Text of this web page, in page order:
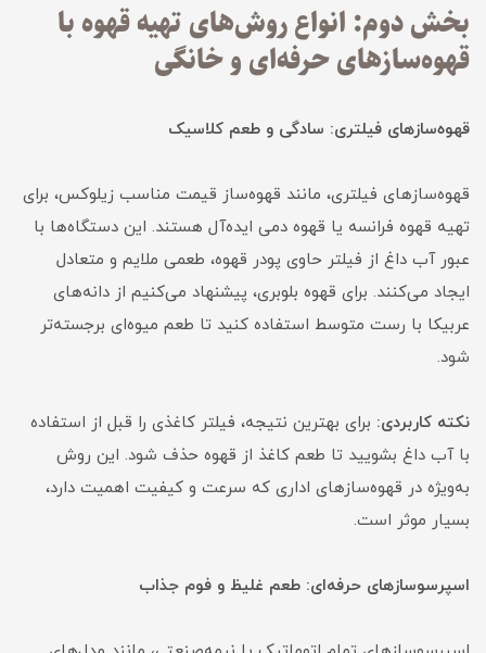
بخش دوم: انواع روش‌های تهیه قهوه با
قهوه‌سازهای حرفه‌ای و خانگی
قهوه‌سازهای فیلتری: سادگی و طعم کلاسیک
قهوه‌سازهای فیلتری، مانند قهوه‌ساز قیمت مناسب زیلوکس، برای
تهیه قهوه فرانسه یا قهوه دمی ایده‌آل هستند. این دستگاه‌ها با
عبور آب داغ از فیلتر حاوی پودر قهوه، طعمی ملایم و متعادل
ایجاد می‌کنند. برای قهوه بلوبری، پیشنهاد می‌کنیم از دانه‌های
عربیکا با رست متوسط استفاده کنید تا طعم میوه‌ای برجسته‌تر
شود.
نکته کاربردی: برای بهترین نتیجه، فیلتر کاغذی را قبل از استفاده
با آب داغ بشویید تا طعم کاغذ از قهوه حذف شود. این روش
به‌ویژه در قهوه‌سازهای اداری که سرعت و کیفیت اهمیت دارد،
بسیار موثر است.
اسپرسوسازهای حرفه‌ای: طعم غلیظ و فوم جذاب